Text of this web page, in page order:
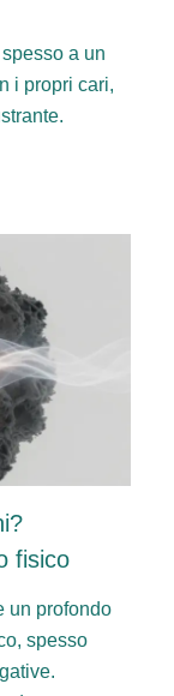
a un
i propri cari,
fisico
un profondo
spesso